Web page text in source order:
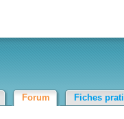
Forum Fiches